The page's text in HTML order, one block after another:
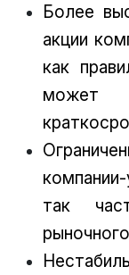
Более
акции
как
может
так